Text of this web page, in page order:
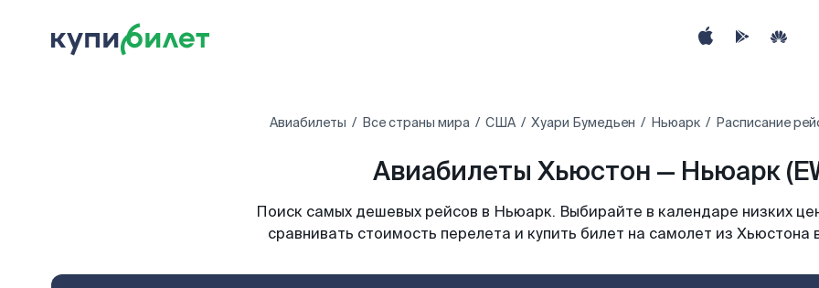
Авиабилеты Все страны мира США Хуари Бумедьен Ньюарк Расписание
Авиабилеты Хьюстон — Ньюарк
Поиск самых дешевых рейсов в Ньюарк. Выбирайте в календаре низких
сравнивать стоимость перелета и купить билет на самолет из